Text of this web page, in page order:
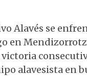
Alavés se
en
victoria
alavesista en